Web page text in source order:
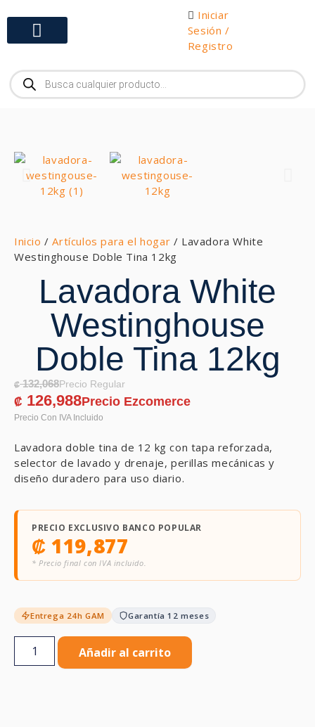
Iniciar
Sesión /
Registro
Inicio /Artículos para el hogar / Lavadora White
Westinghouse Doble Tina 12kg
Lavadora White
Westinghouse
Doble Tina 12kg
₡132,068
₡ 126,988
Lavadora doble tina de 12 kg con tapa reforzada,
selector de lavado y drenaje, perillas mecánicas y
diseño duradero para uso diario.
PRECIO EXCLUSIVO BANCO POPULAR
₡ 119,877
* Precio final con IVA incluido.
Entrega 24h GAM Garantía 12 meses
Añadir al carrito